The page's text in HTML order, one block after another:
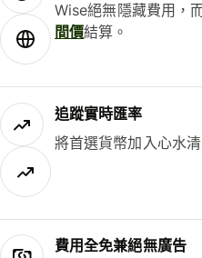
Wise絕無隱藏費用，
間價結算。
追蹤實時匯率
將首選貨幣加入心水
費用全免兼絕無廣告